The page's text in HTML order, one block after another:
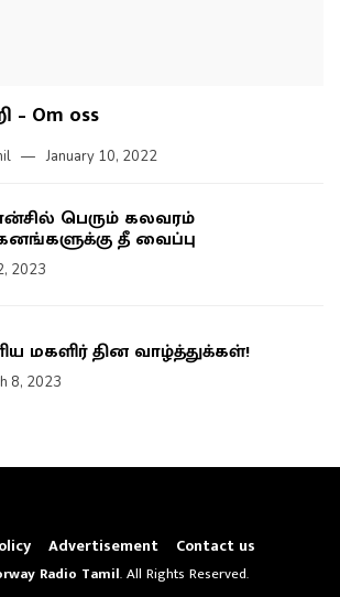
Om oss
January 10, 2022
பெரும் கலவரம்
தீ வைப்பு
2023
மகளிர் தின வாழ்த்துக்கள்!
8, 2023
Advertisement Contact us
Radio Tamil. All Rights Reserved.